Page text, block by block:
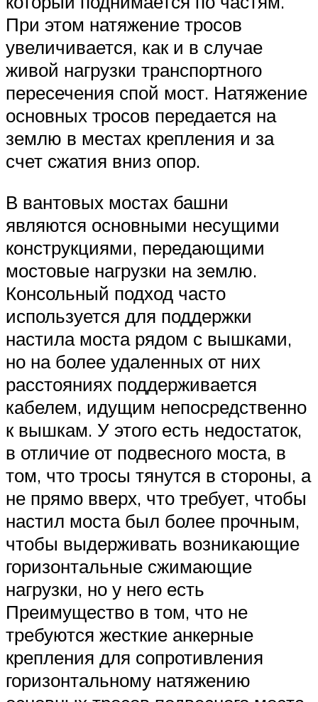
При этом натяжение тросов
увеличивается, как и в случае
живой нагрузки транспортного
пересечения спой мост. Натяжение
основных тросов передается на
землю в местах крепления и за
счет сжатия вниз опор.
В вантовых мостах башни
являются основными несущими
конструкциями, передающими
мостовые нагрузки на землю.
Консольный подход часто
используется для поддержки
настила моста рядом с вышками,
но на более удаленных от них
расстояниях поддерживается
кабелем, идущим непосредственно
к вышкам. У этого есть недостаток,
в отличие от подвесного моста, в
том, что тросы тянутся в стороны, а
не прямо вверх, что требует, чтобы
настил моста был более прочным,
чтобы выдерживать возникающие
горизонтальные сжимающие
нагрузки, но у него есть
Преимущество в том, что не
требуются жесткие анкерные
крепления для сопротивления
горизонтальному натяжению